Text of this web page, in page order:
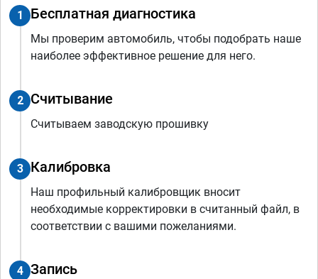
1 Бесплатная диагностика
Мы проверим автомобиль, чтобы подобрать наше
наиболее эффективное решение для него.
2 Считывание
Считываем заводскую прошивку
3 Калибровка
Наш профильный калибровщик вносит
необходимые корректировки в считанный файл, в
соответствии с вашими пожеланиями.
4 Запись